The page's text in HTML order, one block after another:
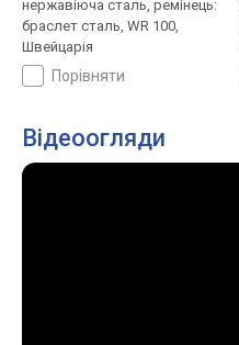
нержавіюча сталь, ремінець:
браслет сталь, WR 100,
Швейцарія
порівняти
Відеоогляди